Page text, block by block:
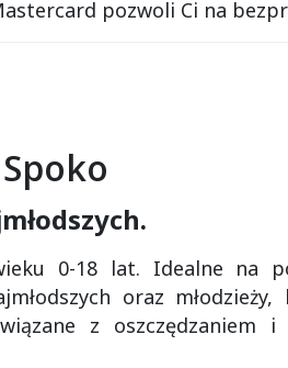
pozwoli Ci na
0-18 lat. Idealne na
oraz
z oszczędzaniem